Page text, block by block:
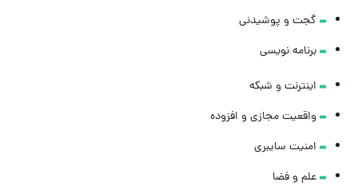
گجت و پوشیدنی
برنامه نویسی
اینترنت و شبکه
واقعیت مجازی و افزوده
امنیت سایبری
علم و فضا